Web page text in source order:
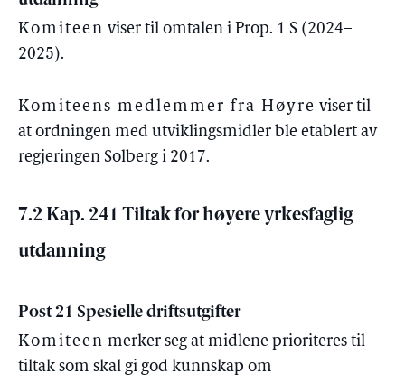
Komiteen viser til omtalen i Prop. 1 S (2024–
2025).
Komiteens medlemmer fra Høyre viser til
at ordningen med utviklingsmidler ble etablert av
regjeringen Solberg i 2017.
7.2 Kap. 241 Tiltak for høyere yrkesfaglig
utdanning
Post 21 Spesielle driftsutgifter
Komiteen merker seg at midlene prioriteres til
tiltak som skal gi god kunnskap om